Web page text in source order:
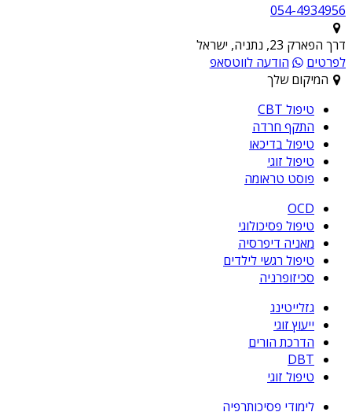
054-4934956
דרך הפארק 23, נתניה, ישראל
לפרטים
הודעה לווטסאפ
המיקום שלך
טיפול CBT
התקף חרדה
טיפול בדיכאו
טיפול זוגי
פוסט טראומה
OCD
טיפול פסיכולוגי
מאניה דיפרסיה
טיפול רגשי לילדים
סכיזופרניה
גזלייטינג
ייעוץ זוגי
הדרכת הורים
DBT
טיפול זוגי
לימודי פסיכותרפיה